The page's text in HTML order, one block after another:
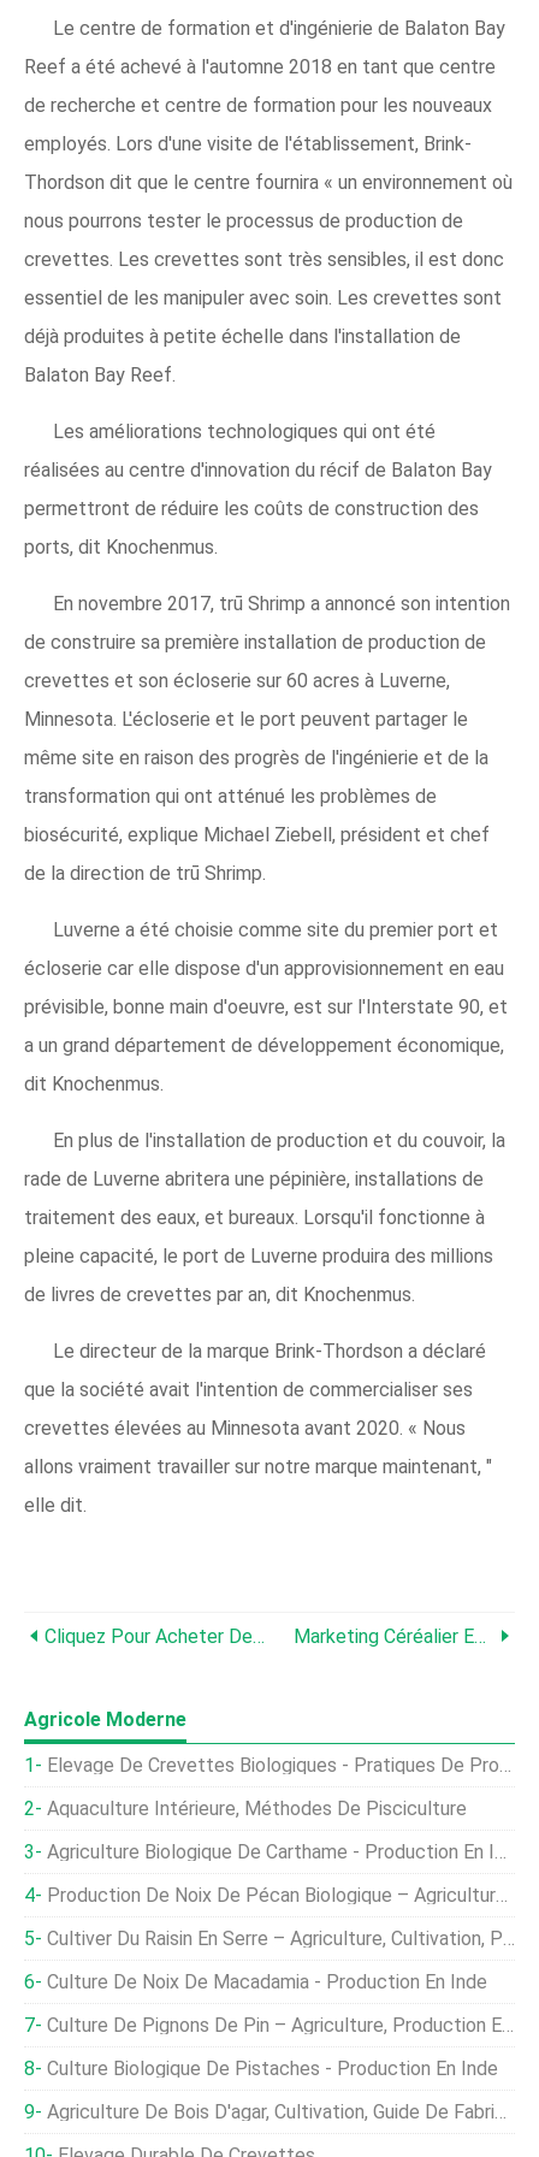
Le centre de formation et d'ingénierie de Balaton Bay
Reef a été achevé à l'automne 2018 en tant que centre
de recherche et centre de formation pour les nouveaux
employés. Lors d'une visite de l'établissement, Brink-
Thordson dit que le centre fournira « un environnement où
nous pourrons tester le processus de production de
crevettes. Les crevettes sont très sensibles, il est donc
essentiel de les manipuler avec soin. Les crevettes sont
déjà produites à petite échelle dans l'installation de
Balaton Bay Reef.
Les améliorations technologiques qui ont été
réalisées au centre d'innovation du récif de Balaton Bay
permettront de réduire les coûts de construction des
ports, dit Knochenmus.
En novembre 2017, trū Shrimp a annoncé son intention
de construire sa première installation de production de
crevettes et son écloserie sur 60 acres à Luverne,
Minnesota. L'écloserie et le port peuvent partager le
même site en raison des progrès de l'ingénierie et de la
transformation qui ont atténué les problèmes de
biosécurité, explique Michael Ziebell, président et chef
de la direction de trū Shrimp.
Luverne a été choisie comme site du premier port et
écloserie car elle dispose d'un approvisionnement en eau
prévisible, bonne main d'oeuvre, est sur l'Interstate 90, et
a un grand département de développement économique,
dit Knochenmus.
En plus de l'installation de production et du couvoir, la
rade de Luverne abritera une pépinière, installations de
traitement des eaux, et bureaux. Lorsqu'il fonctionne à
pleine capacité, le port de Luverne produira des millions
de livres de crevettes par an, dit Knochenmus.
Le directeur de la marque Brink-Thordson a déclaré
que la société avait l'intention de commercialiser ses
crevettes élevées au Minnesota avant 2020. « Nous
allons vraiment travailler sur notre marque maintenant, "
elle dit.
Cliquez Pour Acheter Des Intrants Agricoles En Ligne Marketing Céréalier En Ligne
Agricole Moderne
Élevage De Crevettes Biologiques - Pratiques De Production De Crevettes
Aquaculture Intérieure, Méthodes De Pisciculture
Agriculture Biologique De Carthame - Production En Inde
Production De Noix De Pécan Biologique – Agriculture, Cultivation
Cultiver Du Raisin En Serre – Agriculture, Cultivation, Production En Inde
Culture De Noix De Macadamia - Production En Inde
Culture De Pignons De Pin – Agriculture, Production En Inde
Culture Biologique De Pistaches - Production En Inde
Agriculture De Bois D'agar, Cultivation, Guide De Fabrication